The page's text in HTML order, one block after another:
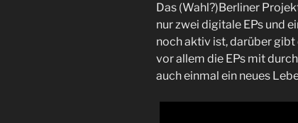
Das (Wahl?)Berliner
nur zwei digitale EPs und
noch aktiv ist, darüber
vor allem die EPs mit
auch einmal ein neues